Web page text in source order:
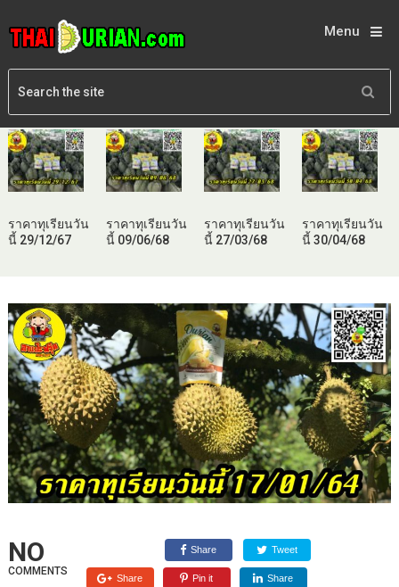
Menu
ราคาทุเรียนวัน
นี้ 29/12/67
ราคาทุเรียนวัน
นี้ 09/06/68
ราคาทุเรียนวัน
นี้ 27/03/68
ราคาทุเรียนวัน
นี้ 30/04/68
NO
COMMENTS
Share Tweet
Share Pin it Share